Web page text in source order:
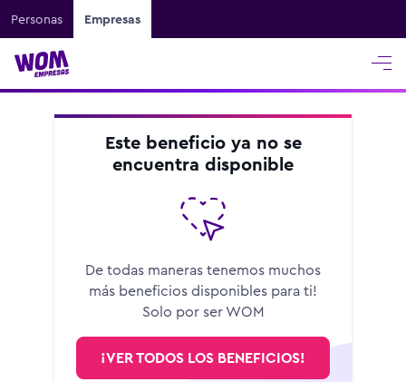
Personas Empresas
Este beneficio ya no se
encuentra disponible
De todas maneras tenemos muchos
más beneficios disponibles para ti!
Solo por ser WOM
¡VER TODOS LOS BENEFICIOS!